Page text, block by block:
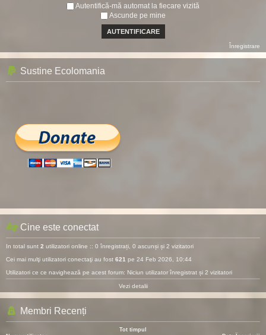
Autentifică-mă automat la fiecare vizită
Ascunde pe mine
Înregistrare
Sustine Ecolomania
Cine este conectat
In total sunt 2 utilizatori online :: 0 înregistrați, 0 ascunși și 2 vizitatori
Cei mai mulţi utilizatori conectaţi au fost 621 pe 24 Feb 2026, 10:44
Utilizatori ce ce navighează pe acest forum: Niciun utilizator înregistrat și 2 vizitatori
Vezi detalii
Membri Recenți
Tot timpul